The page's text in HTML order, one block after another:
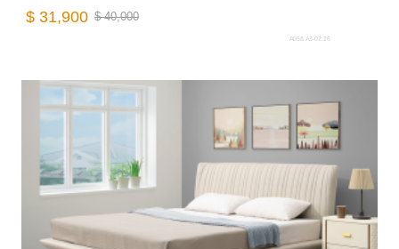
$ 31,900 $ 40,000
A058.A3-02.26